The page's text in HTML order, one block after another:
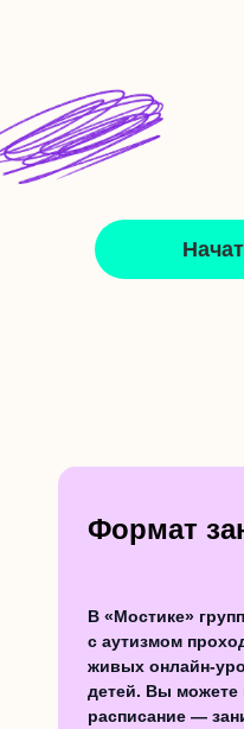
В «Мостике»
с аутизмом
живых онлайн-
детей. Вы
расписание —
Формат